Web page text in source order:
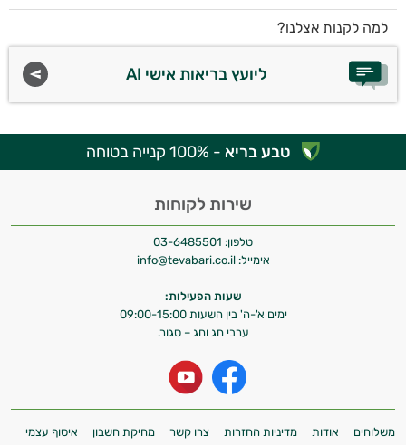
למה לקנות אצלנו?
ליועץ בריאות אישי AI
טבע בריא - 100% קנייה בטוחה
שירות לקוחות
טלפון: 03-6485501
אימייל: info@tevabari.co.il
שעות הפעילות:
ימים א'-ה' בין השעות 09:00-15:00
ערבי חג וחג – סגור.
משלוחים אודות מדיניות החזרות צרו קשר מחיקת חשבון איסוף עצמי